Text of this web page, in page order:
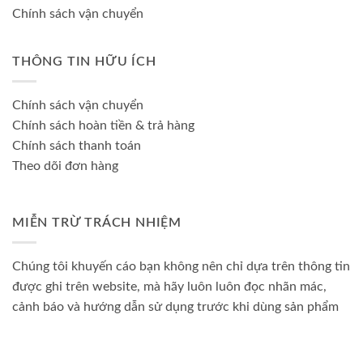
Chính sách vận chuyển
THÔNG TIN HỮU ÍCH
Chính sách vận chuyển
Chính sách hoàn tiền & trả hàng
Chính sách thanh toán
Theo dõi đơn hàng
MIỄN TRỪ TRÁCH NHIỆM
Chúng tôi khuyến cáo bạn không nên chỉ dựa trên thông tin
được ghi trên website, mà hãy luôn luôn đọc nhãn mác,
cảnh báo và hướng dẫn sử dụng trước khi dùng sản phẩm